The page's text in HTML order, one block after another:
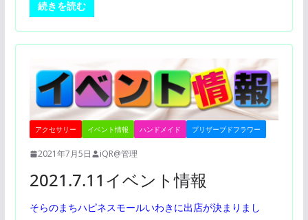
続きを読む
アクセサリー イベント情報 ハンドメイド プリザーブドフラワー
2021年7月5日 iQR@管理
2021.7.11イベント情報
そらのまちハピネスモールいわきに出店が決まりまし